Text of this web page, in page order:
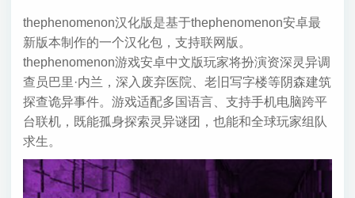
thephenomenon汉化版是基于thephenomenon安卓最
新版本制作的一个汉化包，支持联网版。
thephenomenon游戏安卓中文版玩家将扮演资深灵异调
查员巴里·内兰，深入废弃医院、老旧写字楼等阴森建筑
探查诡异事件。游戏适配多国语言、支持手机电脑跨平
台联机，既能孤身探索灵异谜团，也能和全球玩家组队
求生。